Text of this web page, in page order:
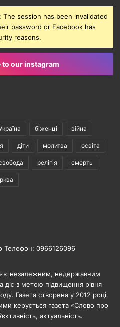
session has been invalidated
password or Facebook has
reasons.
to our instagram
біженці війна
діти молитва освіта
релігія смерть
Телефон: 0966126096
є незалежним, недержавним
діє з метою підвищення рівня
Газета створена у 2012 році.
керується газета «Слово про
актуальність.